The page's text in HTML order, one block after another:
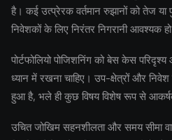
है। कई उत्प्रेरक वर्तमान रुझानों को तेज या
निवेशकों के लिए निरंतर निगरानी आवश्यक
पोर्टफोलियो पोजिशनिंग को बेस केस
ध्यान में रखना चाहिए। उप-क्षेत्रों और निवेश
हुआ है, भले ही कुछ विषय विशेष रूप से
उचित जोखिम सहनशीलता और समय सीमा